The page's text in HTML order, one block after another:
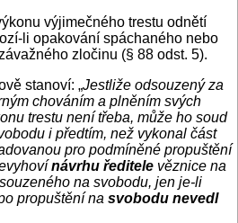
výjimečného trestu odnětí
li opakování spáchaného nebo
zločinu (§ 88 odst. 5).
stanoví: „Jestliže odsouzený za
chováním a plněním svých
trestu není třeba, může ho soud
i předtím, než vykonal část
pro podmíněné propuštění
návrhu ředitele věznice na
na svobodu, jen je-li
propuštění na svobodu nevedl